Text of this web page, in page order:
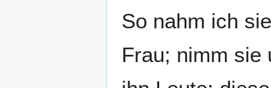
So nahm ich
Frau; nimm sie